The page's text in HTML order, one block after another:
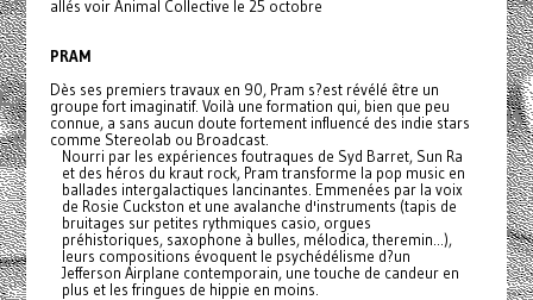
allés voir Animal Collective le 25 octobre
PRAM
Dès ses premiers travaux en 90, Pram s?est révélé être un
groupe fort imaginatif. Voilà une formation qui, bien que peu
connue, a sans aucun doute fortement influencé des indie stars
comme Stereolab ou Broadcast.
Nourri par les expériences foutraques de Syd Barret, Sun Ra
et des héros du kraut rock, Pram transforme la pop music en
ballades intergalactiques lancinantes. Emmenées par la voix
de Rosie Cuckston et une avalanche d'instruments (tapis de
bruitages sur petites rythmiques casio, orgues
préhistoriques, saxophone à bulles, mélodica, theremin...),
leurs compositions évoquent le psychédélisme d?un
Jefferson Airplane contemporain, une touche de candeur en
plus et les fringues de hippie en moins.